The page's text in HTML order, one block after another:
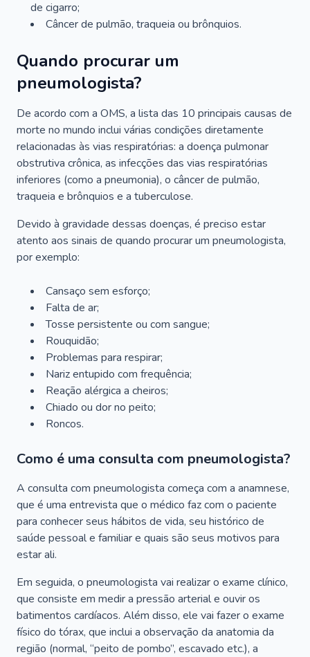
de cigarro;
Câncer de pulmão, traqueia ou brônquios.
Quando procurar um
pneumologista?
De acordo com a OMS, a lista das 10 principais causas de
morte no mundo inclui várias condições diretamente
relacionadas às vias respiratórias: a doença pulmonar
obstrutiva crônica, as infecções das vias respiratórias
inferiores (como a pneumonia), o câncer de pulmão,
traqueia e brônquios e a tuberculose.
Devido à gravidade dessas doenças, é preciso estar
atento aos sinais de quando procurar um pneumologista,
por exemplo:
Cansaço sem esforço;
Falta de ar;
Tosse persistente ou com sangue;
Rouquidão;
Problemas para respirar;
Nariz entupido com frequência;
Reação alérgica a cheiros;
Chiado ou dor no peito;
Roncos.
Como é uma consulta com pneumologista?
A consulta com pneumologista começa com a anamnese,
que é uma entrevista que o médico faz com o paciente
para conhecer seus hábitos de vida, seu histórico de
saúde pessoal e familiar e quais são seus motivos para
estar ali.
Em seguida, o pneumologista vai realizar o exame clínico,
que consiste em medir a pressão arterial e ouvir os
batimentos cardíacos. Além disso, ele vai fazer o exame
físico do tórax, que inclui a observação da anatomia da
região (normal, “peito de pombo”, escavado etc.), a